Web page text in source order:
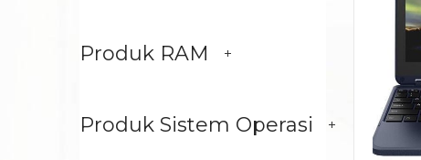
Produk RAM
Produk Sistem Operasi